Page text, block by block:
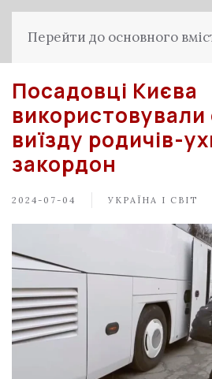
Перейти до основного
Посадовці Києва
використовували
виїзду родичів-
закордон
2024-07-04 УКРАЇНА І СВІТ